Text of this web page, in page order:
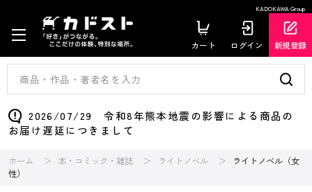
KADOKAWA Group
カート ログイン 新規登録
2026/07/29 令和8年熊本地震の影響による商品の
お届け遅延につきまして
ホーム 本・コミック・雑誌 ライトノベル
ライトノベル（女
性）